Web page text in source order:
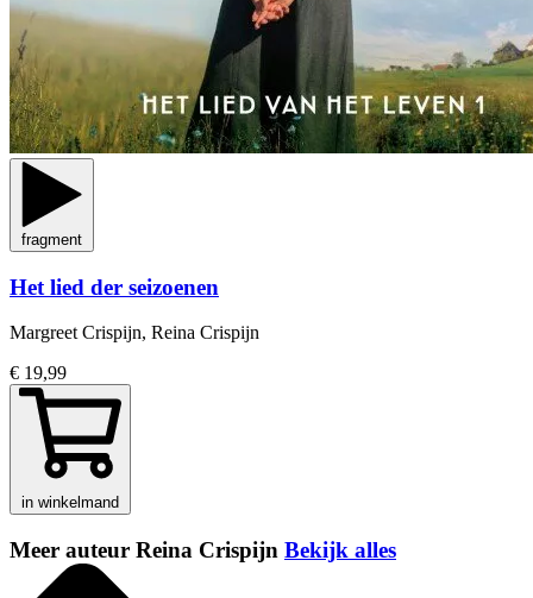
fragment
Het lied der seizoenen
Margreet Crispijn, Reina Crispijn
€ 19,99
in winkelmand
Meer auteur Reina Crispijn Bekijk alles